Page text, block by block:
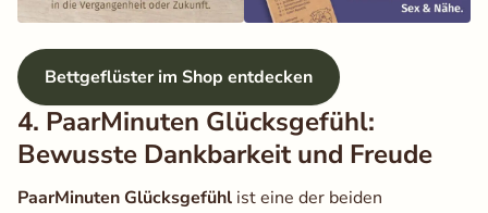
Bettgeflüster im Shop entdecken
4. PaarMinuten Glücksgefühl:
Bewusste Dankbarkeit und Freude
PaarMinuten Glücksgefühl ist eine der beiden